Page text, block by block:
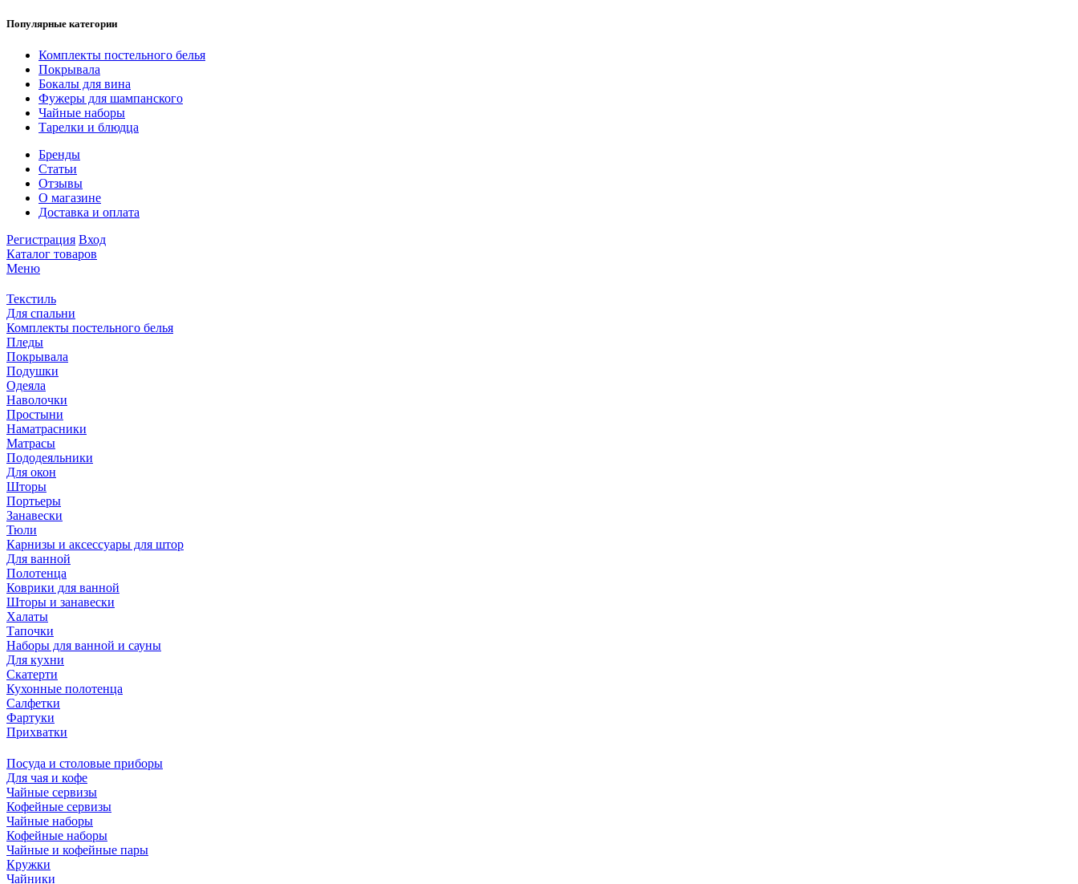
Популярные категории
Комплекты постельного белья
Покрывала
Бокалы для вина
Фужеры для шампанского
Чайные наборы
Тарелки и блюдца
Бренды
Статьи
Отзывы
О магазине
Доставка и оплата
Регистрация Вход
Каталог товаров
Меню
Текстиль
Для спальни
Комплекты постельного белья
Пледы
Покрывала
Подушки
Одеяла
Наволочки
Простыни
Наматрасники
Матрасы
Пододеяльники
Для окон
Шторы
Портьеры
Занавески
Тюли
Карнизы и аксессуары для штор
Для ванной
Полотенца
Коврики для ванной
Шторы и занавески
Халаты
Тапочки
Наборы для ванной и сауны
Для кухни
Скатерти
Кухонные полотенца
Салфетки
Фартуки
Прихватки
Посуда и столовые приборы
Для чая и кофе
Чайные сервизы
Кофейные сервизы
Чайные наборы
Кофейные наборы
Чайные и кофейные пары
Кружки
Чайники